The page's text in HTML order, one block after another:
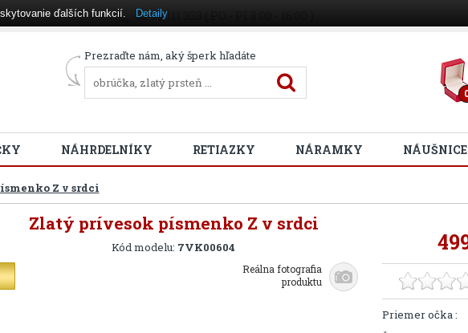
02 38 111 333 ( PO - PI 8:00 - 16:00 )
Prezraďte nám, aký šperk hľadáte
NÁHRDELNÍKY RETIAZKY NÁRAMKY NÁUŠNICE
Z v srdci
Zlatý prívesok písmenko Z v srdci
Kód modelu: 7VK00604
Reálna fotografia
produktu
Priemer očka :
ďalších funkcií. Detaily